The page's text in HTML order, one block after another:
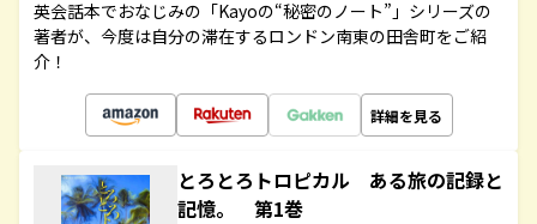
英会話本でおなじみの「Kayoの“秘密のノート”」シリーズの
著者が、今度は自分の滞在するロンドン南東の田舎町をご紹
介！
詳細を見る
とろとろトロピカル ある旅の記録と
記憶。 第1巻